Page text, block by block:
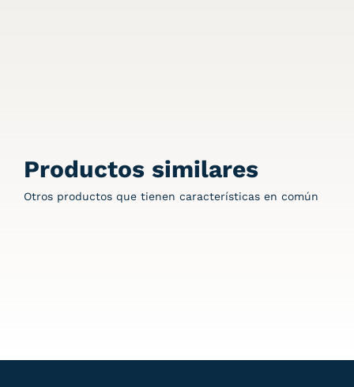
Productos similares
Otros productos que tienen características en común